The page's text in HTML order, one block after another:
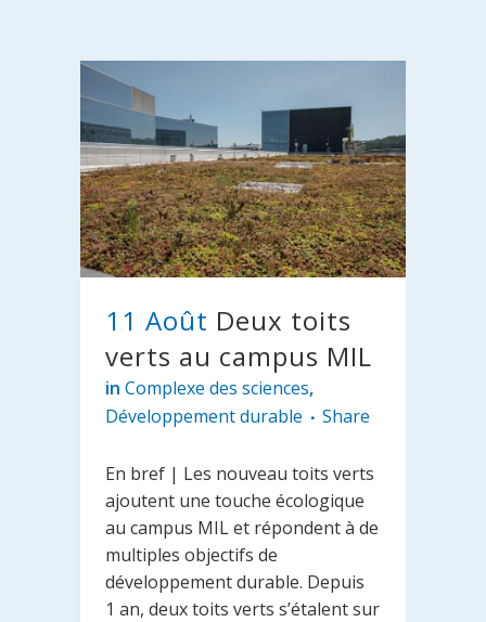
11 Août Deux toits
verts au campus MIL
in Complexe des sciences,
Développement durable
Share
En bref | Les nouveau toits verts
ajoutent une touche écologique
au campus MIL et répondent à de
multiples objectifs de
développement durable. Depuis
1 an, deux toits verts s’étalent sur